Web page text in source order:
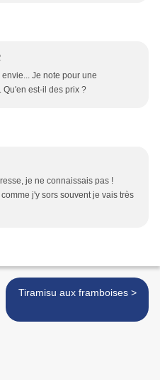
Je note pour une
est-il des prix ?
je ne connaissais pas !
j'y sors souvent je vais très
Tiramisu aux framboises >